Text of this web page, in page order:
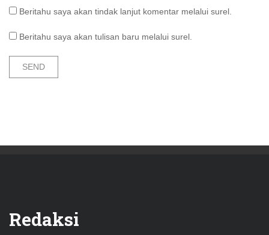
Beritahu saya akan tindak lanjut komentar melalui surel.
Beritahu saya akan tulisan baru melalui surel.
Redaksi